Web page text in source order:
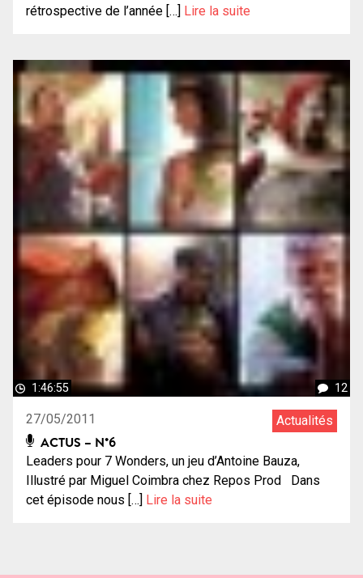
rétrospective de l’année […] Lire la suite
1:46:55 12
27/05/2011 Actualités
ACTUS – N°6
Leaders pour 7 Wonders, un jeu d’Antoine Bauza,
Illustré par Miguel Coimbra chez Repos Prod Dans
cet épisode nous […] Lire la suite